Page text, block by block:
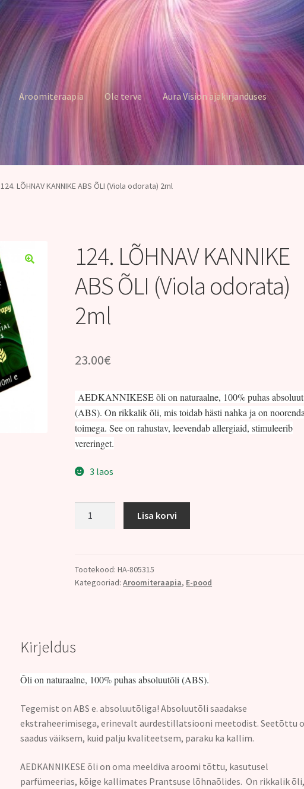
Aroomiteraapia Ole terve Aura Vision ajakirjanduses
124. LÕHNAV KANNIKE ABS ÕLI (Viola odorata) 2ml
124. LÕHNAV KANNIKE
ABS ÕLI (Viola odorata)
2ml
23.00€
AEDKANNIKESE õli on naturaalne, 100% puhas
(ABS). On rikkalik õli, mis toidab hästi nahka ja on
toimega. See on rahustav, leevendab allergiaid, stimuleerib
vereringet.
3 laos
ÕLI
(Viola
Lisa korvi
Tootekood:HA-805315
Kategooriad:Aroomiteraapia, E-pood
Kirjeldus
Õli on naturaalne, 100% puhas absoluutõli (ABS).
Tegemist on ABS e. absoluutõliga! Absoluutõli saadakse
ekstraheerimisega, erinevalt aurdestillatsiooni meetodist. Seetõttu
saadus väiksem, kuid palju kvaliteetsem, paraku ka kallim.
AEDKANNIKESE õli on oma meeldiva aroomi tõttu, kasutusel
parfümeerias, kõige kallimates Prantsuse lõhnaõlides. On rikkalik